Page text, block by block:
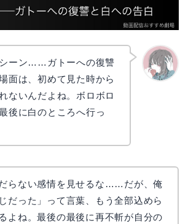
ーン……ガトーへの復讐
面は、初めて見た時から
ないんだよね。ボロボロ
後に白のところへ行っ
だらない感情を見せるな……だが、俺
だった」って言葉、もう全部込めら
よね。最後の最後に再不斬が自分の